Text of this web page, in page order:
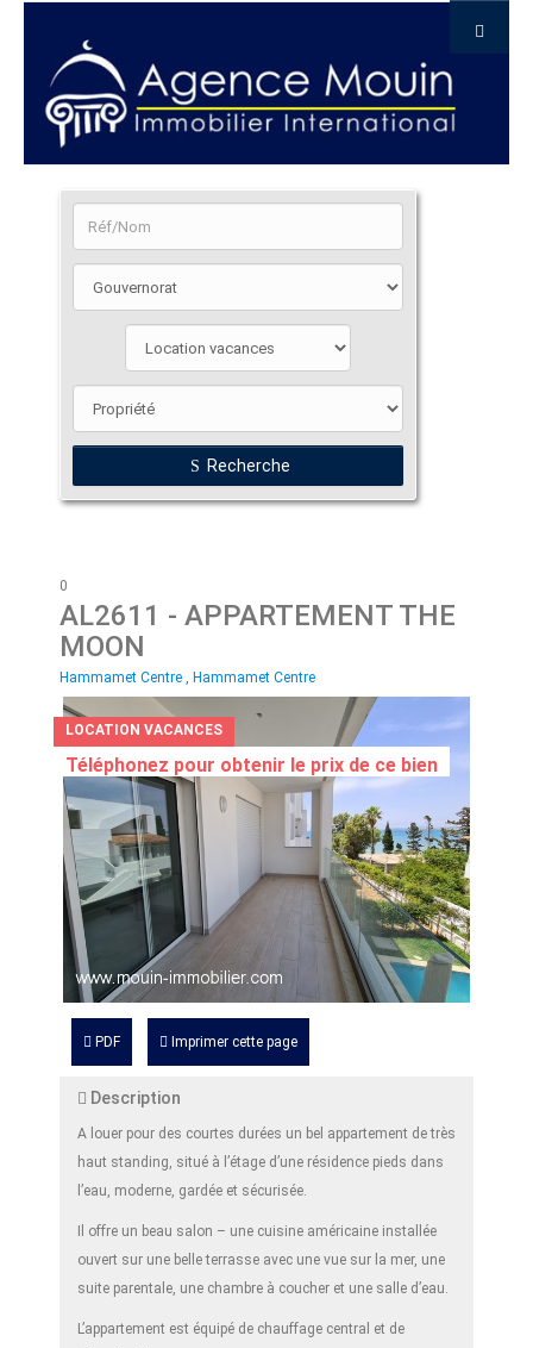
Recherche
0
AL2611 - APPARTEMENT THE
MOON
Hammamet Centre , Hammamet Centre
LOCATION VACANCES
Téléphonez pour obtenir le prix de ce bien
PDF Imprimer cette page
Description
A louer pour des courtes durées un bel appartement de très
haut standing, situé à l’étage d’une résidence pieds dans
l’eau, moderne, gardée et sécurisée.
Il offre un beau salon – une cuisine américaine installée
ouvert sur une belle terrasse avec une vue sur la mer, une
suite parentale, une chambre à coucher et une salle d’eau.
L’appartement est équipé de chauffage central et de